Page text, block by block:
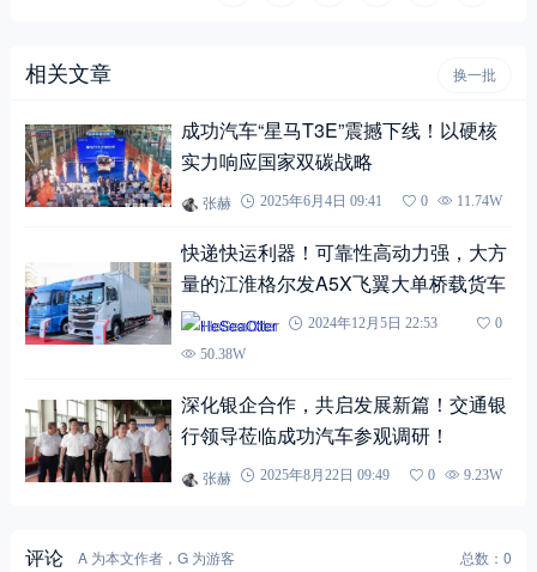
相关文章 换一批
成功汽车“星马T3E”震撼下线！以硬核
实力响应国家双碳战略
张赫 2025年6月4日 09:41 0 11.74W
快递快运利器！可靠性高动力强，大方
量的江淮格尔发A5X飞翼大单桥载货车
HeSeaOtter 2024年12月5日 22:53
0
50.38W
深化银企合作，共启发展新篇！交通银
行领导莅临成功汽车参观调研！
张赫 2025年8月22日 09:49 0 9.23W
评论 A 为本文作者，G 为游客 总数：0